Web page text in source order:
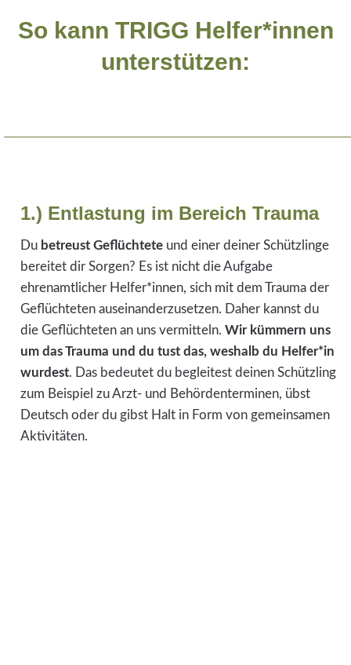
So kann TRIGG Helfer*innen
unterstützen:
1.) Entlastung im Bereich Trauma
Du betreust Geflüchtete und einer deiner Schützlinge
bereitet dir Sorgen? Es ist nicht die Aufgabe
ehrenamtlicher Helfer*innen, sich mit dem Trauma der
Geflüchteten auseinanderzusetzen. Daher kannst du
die Geflüchteten an uns vermitteln. Wir kümmern uns
um das Trauma und du tust das, weshalb du Helfer*in
wurdest. Das bedeutet du begleitest deinen Schützling
zum Beispiel zu Arzt- und Behördenterminen, übst
Deutsch oder du gibst Halt in Form von gemeinsamen
Aktivitäten.